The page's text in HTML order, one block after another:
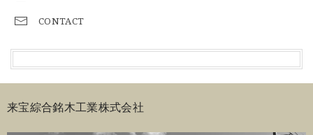
CONTACT
来宝綜合銘木工業株式会社